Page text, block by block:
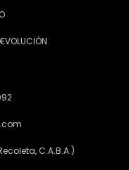
C.A.B.A.)